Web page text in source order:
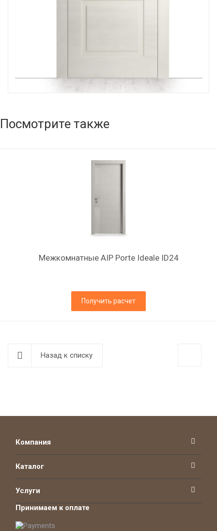
Посмотрите также
Межкомнатные AIP Porte Ideale ID24
Получить расчет
Назад к списку
Компания
Каталог
Услуги
Принимаем к оплате